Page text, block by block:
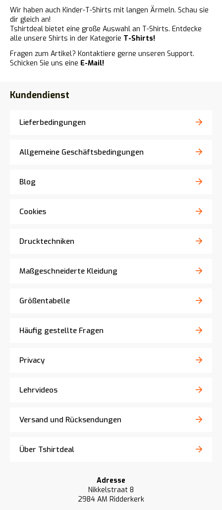
Wir haben auch Kinder-T-Shirts mit langen Ärmeln. Schau sie
dir gleich an!
Tshirtdeal bietet eine große Auswahl an T-Shirts. Entdecke
alle unsere Shirts in der Kategorie T-Shirts!
Fragen zum Artikel? Kontaktiere gerne unseren Support.
Schicken Sie uns eine E-Mail!
Kundendienst
Lieferbedingungen
Allgemeine Geschäftsbedingungen
Blog
Cookies
Drucktechniken
Maßgeschneiderte Kleidung
Größentabelle
Häufig gestellte Fragen
Privacy
Lehrvideos
Versand und Rücksendungen
Über Tshirtdeal
Adresse
Nikkelstraat 8
2984 AM Ridderkerk